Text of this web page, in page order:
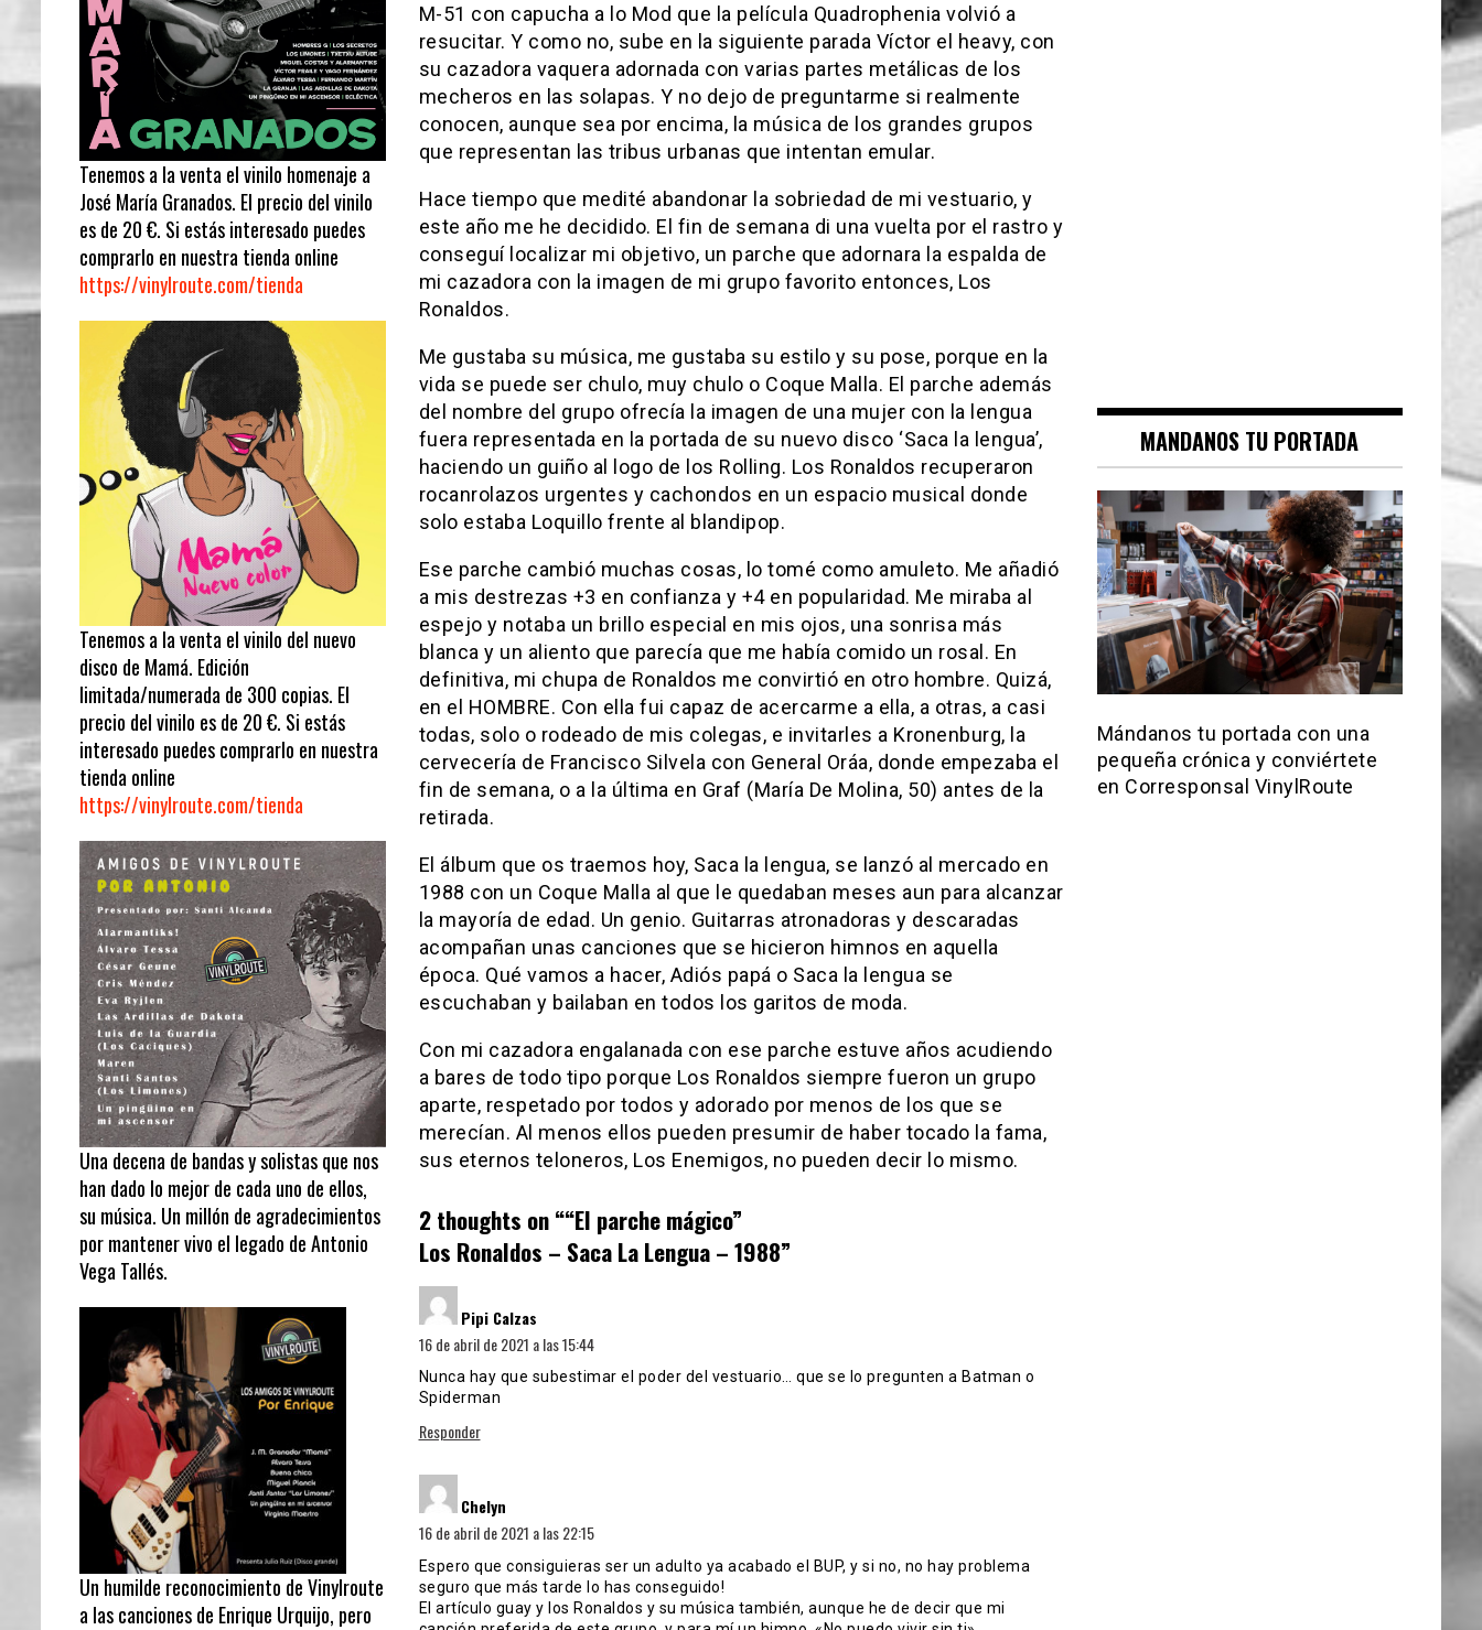
M-51 con capucha a lo Mod que la película Quadrophenia volvió a
resucitar. Y como no, sube en la siguiente parada Víctor el heavy, con
su cazadora vaquera adornada con varias partes metálicas de los
mecheros en las solapas. Y no dejo de preguntarme si realmente
conocen, aunque sea por encima, la música de los grandes grupos
que representan las tribus urbanas que intentan emular.
Hace tiempo que medité abandonar la sobriedad de mi vestuario, y
este año me he decidido. El fin de semana di una vuelta por el rastro y
conseguí localizar mi objetivo, un parche que adornara la espalda de
mi cazadora con la imagen de mi grupo favorito entonces, Los
Ronaldos.
Me gustaba su música, me gustaba su estilo y su pose, porque en la
vida se puede ser chulo, muy chulo o Coque Malla. El parche además
del nombre del grupo ofrecía la imagen de una mujer con la lengua
fuera representada en la portada de su nuevo disco ‘Saca la lengua’,
haciendo un guiño al logo de los Rolling. Los Ronaldos recuperaron
rocanrolazos urgentes y cachondos en un espacio musical donde
solo estaba Loquillo frente al blandipop.
Ese parche cambió muchas cosas, lo tomé como amuleto. Me añadió
a mis destrezas +3 en confianza y +4 en popularidad. Me miraba al
espejo y notaba un brillo especial en mis ojos, una sonrisa más
blanca y un aliento que parecía que me había comido un rosal. En
definitiva, mi chupa de Ronaldos me convirtió en otro hombre. Quizá,
en el HOMBRE. Con ella fui capaz de acercarme a ella, a otras, a casi
todas, solo o rodeado de mis colegas, e invitarles a Kronenburg, la
cervecería de Francisco Silvela con General Oráa, donde empezaba el
fin de semana, o a la última en Graf (María De Molina, 50) antes de la
retirada.
El álbum que os traemos hoy, Saca la lengua, se lanzó al mercado en
1988 con un Coque Malla al que le quedaban meses aun para alcanzar
la mayoría de edad. Un genio. Guitarras atronadoras y descaradas
acompañan unas canciones que se hicieron himnos en aquella
época. Qué vamos a hacer, Adiós papá o Saca la lengua se
escuchaban y bailaban en todos los garitos de moda.
Con mi cazadora engalanada con ese parche estuve años acudiendo
a bares de todo tipo porque Los Ronaldos siempre fueron un grupo
aparte, respetado por todos y adorado por menos de los que se
merecían. Al menos ellos pueden presumir de haber tocado la fama,
sus eternos teloneros, Los Enemigos, no pueden decir lo mismo.
2 thoughts on ““El parche mágico”
Los Ronaldos – Saca La Lengua – 1988”
Pipi Calzas
16 de abril de 2021 a las 15:44
Nunca hay que subestimar el poder del vestuario… que se lo pregunten a Batman o
Spiderman
Responder
Chelyn
16 de abril de 2021 a las 22:15
Espero que consiguieras ser un adulto ya acabado el BUP, y si no, no hay problema
seguro que más tarde lo has conseguido!
El artículo guay y los Ronaldos y su música también, aunque he de decir que mi
Tenemos a la venta el vinilo homenaje a
José María Granados. El precio del vinilo
es de 20 €. Si estás interesado puedes
comprarlo en nuestra tienda online
https://vinylroute.com/tienda
Tenemos a la venta el vinilo del nuevo
disco de Mamá. Edición
limitada/numerada de 300 copias. El
precio del vinilo es de 20 €. Si estás
interesado puedes comprarlo en nuestra
tienda online
https://vinylroute.com/tienda
Una decena de bandas y solistas que nos
han dado lo mejor de cada uno de ellos,
su música. Un millón de agradecimientos
por mantener vivo el legado de Antonio
Vega Tallés.
Un humilde reconocimiento de Vinylroute
a las canciones de Enrique Urquijo, pero
MANDANOS TU PORTADA
Mándanos tu portada con una
pequeña crónica y conviértete
en Corresponsal VinylRoute